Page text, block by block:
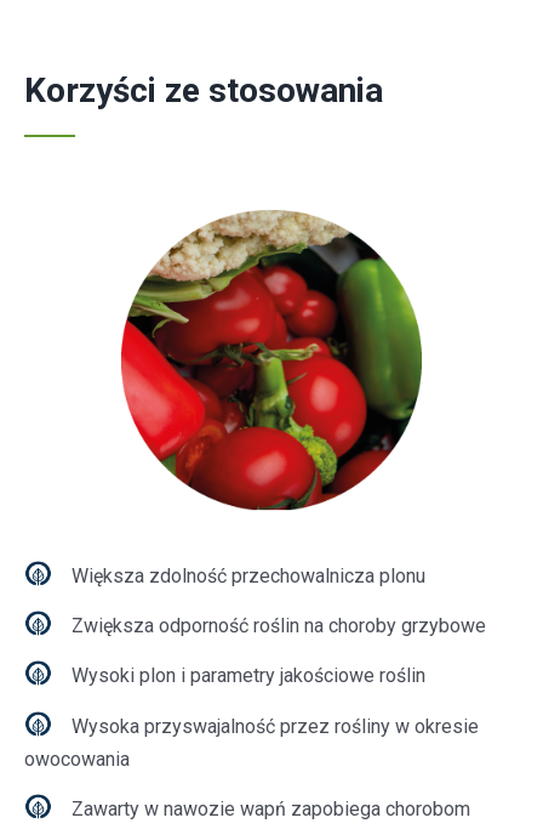
Korzyści ze stosowania
Większa zdolność przechowalnicza plonu
Zwiększa odporność roślin na choroby grzybowe
Wysoki plon i parametry jakościowe roślin
Wysoka przyswajalność przez rośliny w okresie
owocowania
Zawarty w nawozie wapń zapobiega chorobom